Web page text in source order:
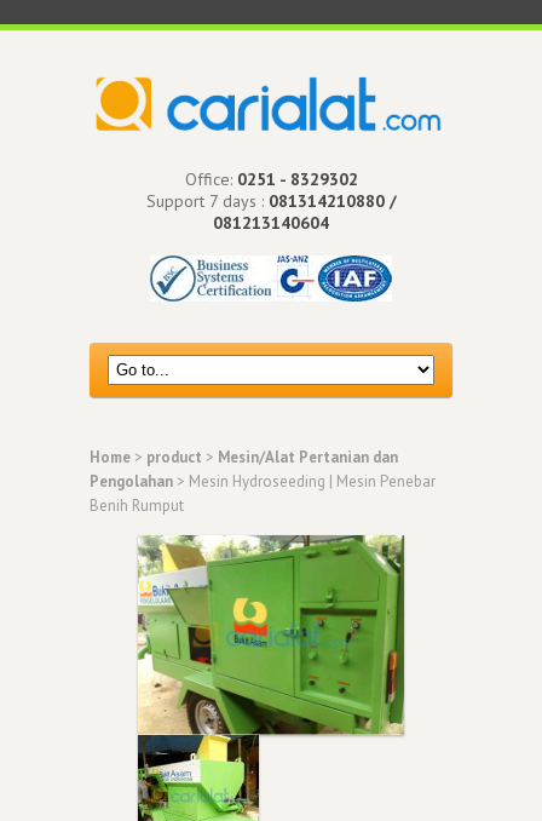
Office: 0251 - 8329302
Support 7 days : 081314210880 /
081213140604
Home > product > Mesin/Alat Pertanian dan
Pengolahan > Mesin Hydroseeding | Mesin Penebar
Benih Rumput